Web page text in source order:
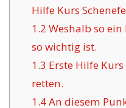
Hilfe Kurs
1.2 Weshalb so ein
so wichtig ist.
1.3 Erste Hilfe
retten.
1.4An diesem